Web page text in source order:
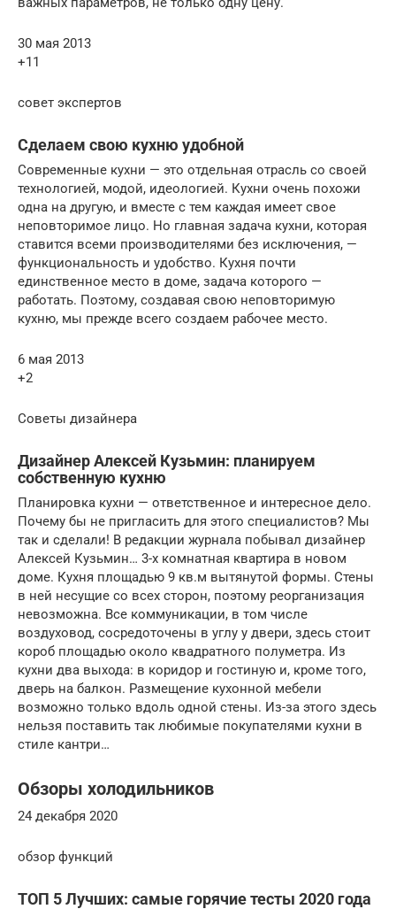
30 мая 2013
+11
совет экспертов
Сделаем свою кухню удобной
Современные кухни — это отдельная отрасль со своей
технологией, модой, идеологией. Кухни очень похожи
одна на другую, и вместе с тем каждая имеет свое
неповторимое лицо. Но главная задача кухни, которая
ставится всеми производителями без исключения, —
функциональность и удобство. Кухня почти
единственное место в доме, задача которого —
работать. Поэтому, создавая свою неповторимую
кухню, мы прежде всего создаем рабочее место.
6 мая 2013
+2
Советы дизайнера
Дизайнер Алексей Кузьмин: планируем
собственную кухню
Планировка кухни — ответственное и интересное дело.
Почему бы не пригласить для этого специалистов? Мы
так и сделали! В редакции журнала побывал дизайнер
Алексей Кузьмин… 3-х комнатная квартира в новом
доме. Кухня площадью 9 кв.м вытянутой формы. Стены
в ней несущие со всех сторон, поэтому реорганизация
невозможна. Все коммуникации, в том числе
воздуховод, сосредоточены в углу у двери, здесь стоит
короб площадью около квадратного полуметра. Из
кухни два выхода: в коридор и гостиную и, кроме того,
дверь на балкон. Размещение кухонной мебели
возможно только вдоль одной стены. Из-за этого здесь
нельзя поставить так любимые покупателями кухни в
стиле кантри…
Обзоры холодильников
24 декабря 2020
обзор функций
ТОП 5 Лучших: самые горячие тесты 2020 года